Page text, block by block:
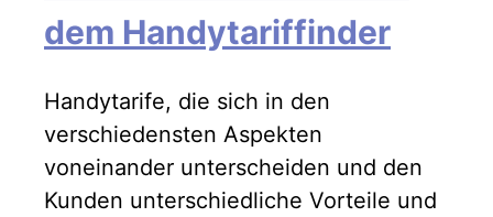
dem Handytariffinder
Handytarife, die sich in den
verschiedensten Aspekten
voneinander unterscheiden und den
Kunden unterschiedliche Vorteile und